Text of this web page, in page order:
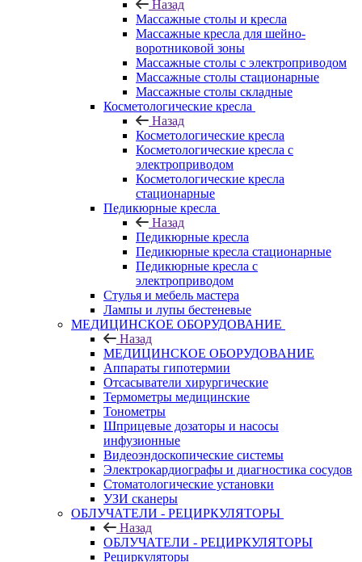
Назад
Массажные столы и кресла
Массажные кресла для шейно-
воротниковой зоны
Массажные столы с электроприводом
Массажные столы стационарные
Массажные столы складные
Косметологические кресла
Назад
Косметологические кресла
Косметологические кресла с
электроприводом
Косметологические кресла
стационарные
Педикюрные кресла
Назад
Педикюрные кресла
Педикюрные кресла стационарные
Педикюрные кресла с
электроприводом
Стулья и мебель мастера
Лампы и лупы бестеневые
МЕДИЦИНСКОЕ ОБОРУДОВАНИЕ
Назад
МЕДИЦИНСКОЕ ОБОРУДОВАНИЕ
Аппараты гипотермии
Отсасыватели хирургические
Термометры медицинские
Тонометры
Шприцевые дозаторы и насосы
инфузионные
Видеоэндоскопические системы
Электрокардиографы и диагностика сосудов
Стоматологические установки
УЗИ сканеры
ОБЛУЧАТЕЛИ - РЕЦИРКУЛЯТОРЫ
Назад
ОБЛУЧАТЕЛИ - РЕЦИРКУЛЯТОРЫ
Рециркуляторы